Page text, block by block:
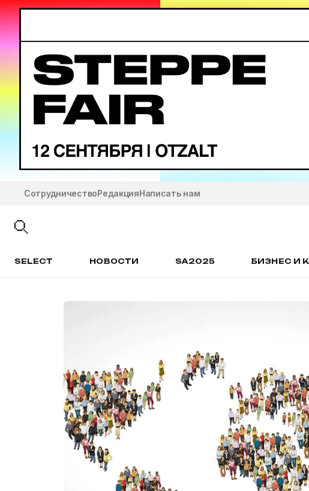
СотрудничествоРедакцияНаписать нам
SELECT НОВОСТИ SA2025 БИЗНЕС И